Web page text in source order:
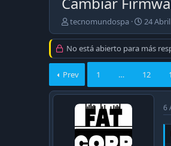
E
m
p
e
z
ó
e
l
m
tecnomundospa
F
e
c
h
a
d
e
p
24
No está abierto para más
Prev 1 … 12
6